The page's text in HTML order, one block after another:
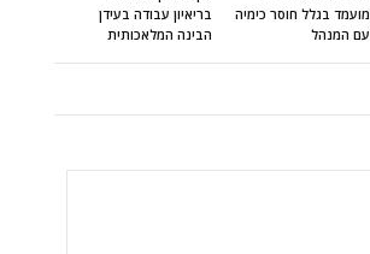
בריאיון עבודה בעידן
הבינה המלאכותית
מועמד בגלל חוסר כימיה
עם המנהל